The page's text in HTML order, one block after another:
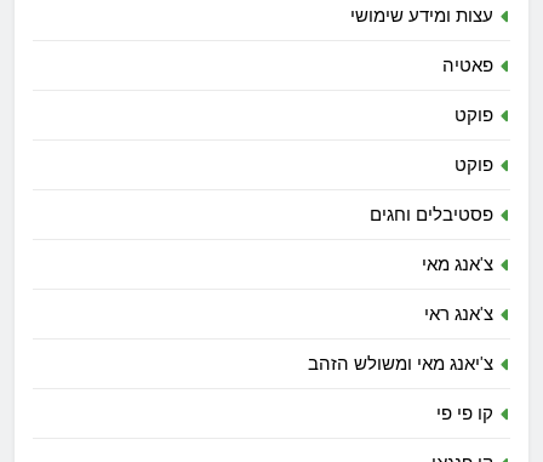
עצות ומידע שימושי
פאטיה
פוקט
פוקט
פסטיבלים וחגים
צ'אנג מאי
צ'אנג ראי
צ'יאנג מאי ומשולש הזהב
קו פי פי